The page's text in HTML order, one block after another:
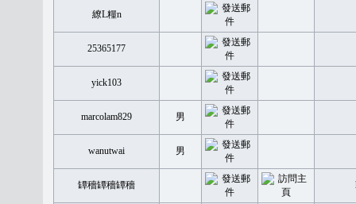
繚L糧n
25365177
yick103
marcolam829 男
wanutwai 男
罈穡罈穡罈穡